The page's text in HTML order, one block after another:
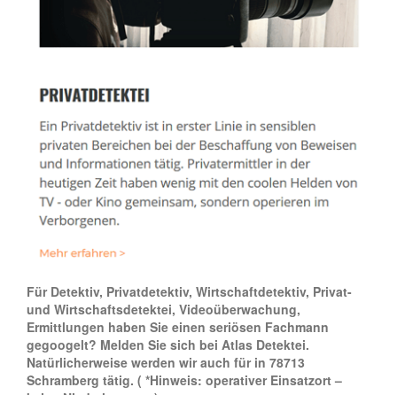
Für Detektiv, Privatdetektiv, Wirtschaftdetektiv, Privat-
und Wirtschaftsdetektei, Videoüberwachung,
Ermittlungen haben Sie einen seriösen Fachmann
gegoogelt? Melden Sie sich bei Atlas Detektei.
Natürlicherweise werden wir auch für in 78713
Schramberg tätig. ( *Hinweis: operativer Einsatzort –